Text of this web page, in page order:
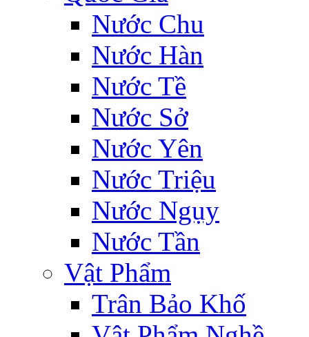
Nước Chu
Nước Hàn
Nước Tề
Nước Sở
Nước Yên
Nước Triệu
Nước Ngụy
Nước Tần
Vật Phẩm
Trân Bảo Khố